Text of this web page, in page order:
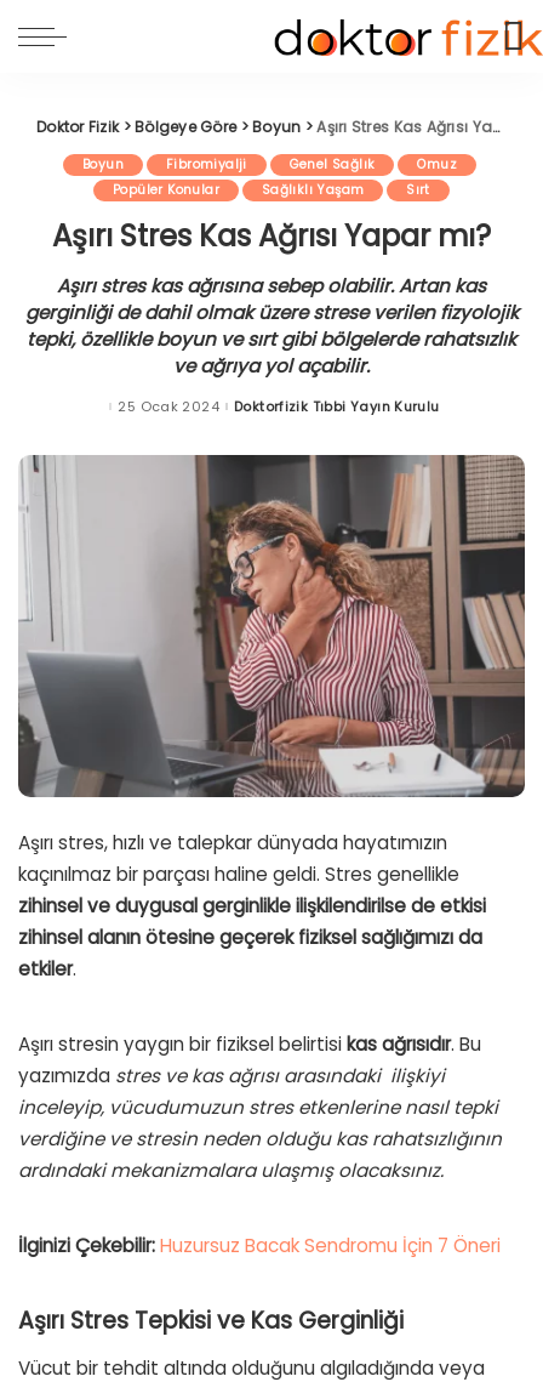
Doktor Fizik>Bölgeye Göre>Boyun >Aşırı Stres Kas Ağrısı Yapar mı?
Boyun Fibromiyalji Genel Sağlık
Omuz
Popüler Konular
Sağlıklı Yaşam Sırt
Aşırı Stres Kas Ağrısı Yapar mı?
Aşırı stres kas ağrısına sebep olabilir. Artan kas
gerginliği de dahil olmak üzere strese verilen fizyolojik
tepki, özellikle boyun ve sırt gibi bölgelerde rahatsızlık
ve ağrıya yol açabilir.
25 Ocak 2024Posted
Doktorfizik Tıbbi Yayın Kurulu
Aşırı stres, hızlı ve talepkar dünyada hayatımızın
kaçınılmaz bir parçası haline geldi. Stres genellikle
zihinsel ve duygusal gerginlikle ilişkilendirilse de etkisi
zihinsel alanın ötesine geçerek fiziksel sağlığımızı da
etkiler.
Aşırı stresin yaygın bir fiziksel belirtisi kas ağrısıdır. Bu
yazımızda stres ve kas ağrısı arasındaki ilişkiyi
inceleyip, vücudumuzun stres etkenlerine nasıl tepki
verdiğine ve stresin neden olduğu kas rahatsızlığının
ardındaki mekanizmalara ulaşmış olacaksınız.
İlginizi Çekebilir:Huzursuz Bacak Sendromu İçin 7 Öneri
Aşırı Stres Tepkisi ve Kas Gerginliği
Vücut bir tehdit altında olduğunu algıladığında veya